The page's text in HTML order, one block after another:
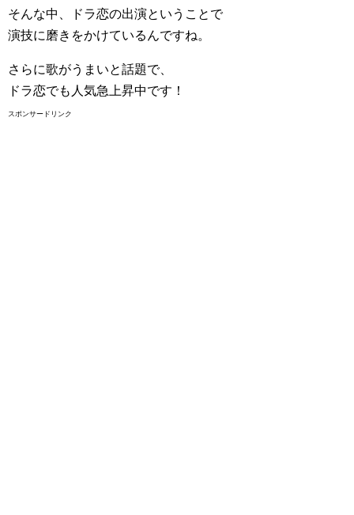
そんな中、ドラ恋の出演ということで
演技に磨きをかけているんですね。
さらに歌がうまいと話題で、
ドラ恋でも人気急上昇中です！
スポンサードリンク